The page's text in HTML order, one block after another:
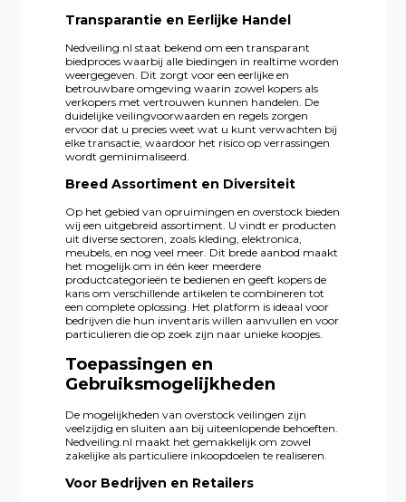
Transparantie en Eerlijke Handel
Nedveiling.nl staat bekend om een transparant
biedproces waarbij alle biedingen in realtime worden
weergegeven. Dit zorgt voor een eerlijke en
betrouwbare omgeving waarin zowel kopers als
verkopers met vertrouwen kunnen handelen. De
duidelijke veilingvoorwaarden en regels zorgen
ervoor dat u precies weet wat u kunt verwachten bij
elke transactie, waardoor het risico op verrassingen
wordt geminimaliseerd.
Breed Assortiment en Diversiteit
Op het gebied van opruimingen en overstock bieden
wij een uitgebreid assortiment. U vindt er producten
uit diverse sectoren, zoals kleding, elektronica,
meubels, en nog veel meer. Dit brede aanbod maakt
het mogelijk om in één keer meerdere
productcategorieën te bedienen en geeft kopers de
kans om verschillende artikelen te combineren tot
een complete oplossing. Het platform is ideaal voor
bedrijven die hun inventaris willen aanvullen en voor
particulieren die op zoek zijn naar unieke koopjes.
Toepassingen en
Gebruiksmogelijkheden
De mogelijkheden van overstock veilingen zijn
veelzijdig en sluiten aan bij uiteenlopende behoeften.
Nedveiling.nl maakt het gemakkelijk om zowel
zakelijke als particuliere inkoopdoelen te realiseren.
Voor Bedrijven en Retailers